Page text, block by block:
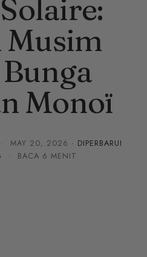
Monoï
· MAY 20, 2026 · DIPERBARUI
· BACA 6 MENIT